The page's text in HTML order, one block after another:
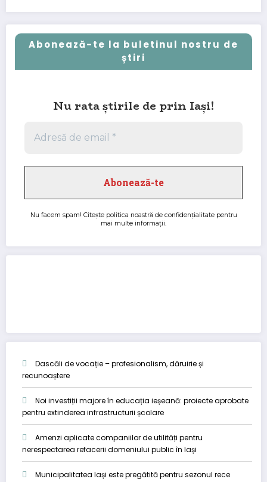
Abonează-te la buletinul nostru de
știri
Nu rata știrile de prin Iași!
Nu facem spam! Citește politica noastră de confidențialitatepentru
mai multe informații.
Dascăli de vocație – profesionalism, dăruirie și
recunoaștere
Noi investiții majore în educația ieșeană: proiecte aprobate
pentru extinderea infrastructurii școlare
Amenzi aplicate companiilor de utilități pentru
nerespectarea refacerii domeniului public în Iași
Municipalitatea Iași este pregătită pentru sezonul rece